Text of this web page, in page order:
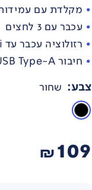
מקלדת עם עמידות
עכבר עם 3 לחצים
רזולוציה עכבר עד 1000dpi
חיבור USB Type-A
צבע: שחור
109
₪